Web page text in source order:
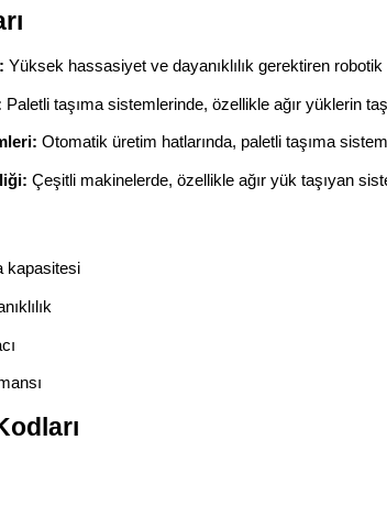
Yüksek hassasiyet ve dayanıklılık gerektiren robotik
Paletli taşıma sistemlerinde, özellikle ağır yüklerin
Otomatik üretim hatlarında, paletli taşıma
Çeşitli makinelerde, özellikle ağır yük taşıyan
kapasitesi